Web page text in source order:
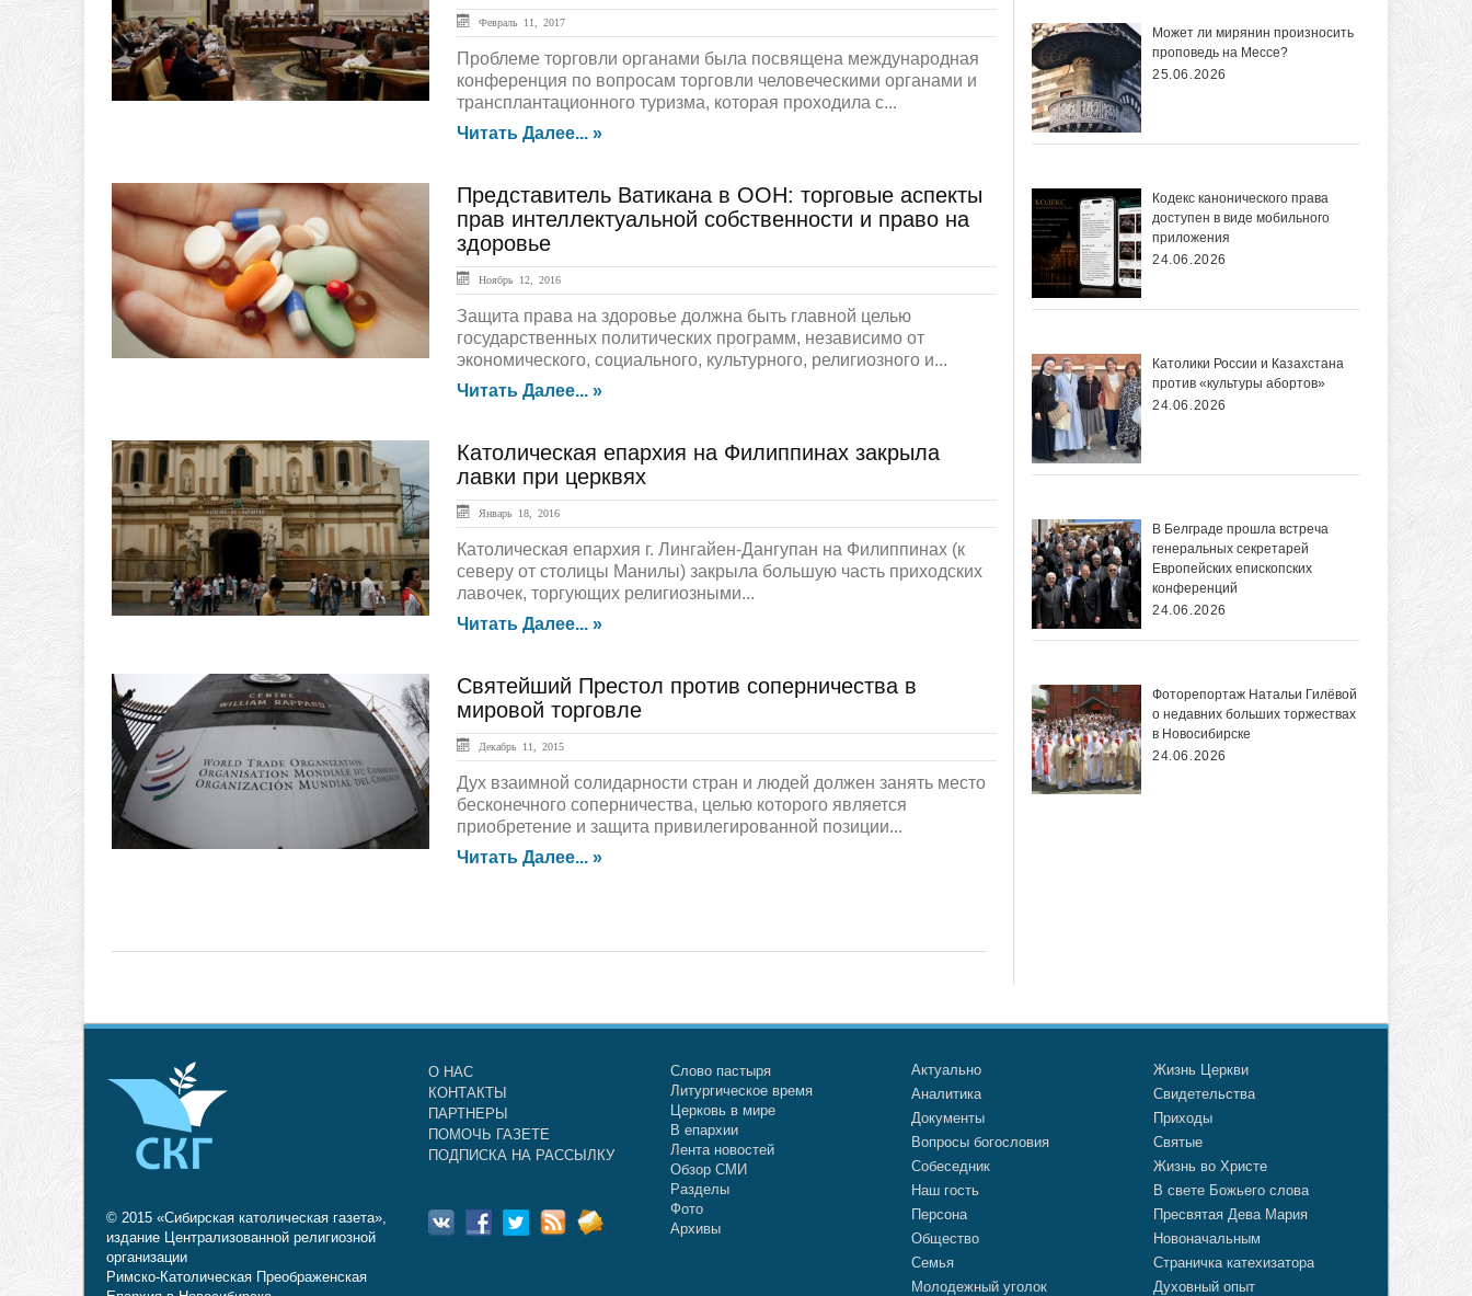
Февраль 11, 2017
Проблеме торговли органами была посвящена международная
конференция по вопросам торговли человеческими органами и
трансплантационного туризма, которая проходила с...
Читать Далее... »
ЛЕНТА НОВОСТЕЙ
Представитель Ватикана в ООН: торговые аспекты
прав интеллектуальной собственности и право на
здоровье
Ноябрь 12, 2016
Защита права на здоровье должна быть главной целью
государственных политических программ, независимо от
экономического, социального, культурного, религиозного и...
Читать Далее... »
ЛЕНТА НОВОСТЕЙ
Католическая епархия на Филиппинах закрыла
лавки при церквях
Январь 18, 2016
Католическая епархия г. Лингайен-Дангупан на Филиппинах (к
северу от столицы Манилы) закрыла большую часть приходских
лавочек, торгующих религиозными...
Читать Далее... »
ЛЕНТА НОВОСТЕЙ
Святейший Престол против соперничества в
мировой торговле
Декабрь 11, 2015
Дух взаимной солидарности стран и людей должен занять место
бесконечного соперничества, целью которого является
приобретение и защита привилегированной позиции...
Читать Далее... »
Может ли мирянин произносить
проповедь на Мессе?
25.06.2026
Кодекс канонического права
доступен в виде мобильного
приложения
24.06.2026
Католики России и Казахстана
против «культуры абортов»
24.06.2026
В Белграде прошла встреча
генеральных секретарей
Европейских епископских
конференций
24.06.2026
Фоторепортаж Натальи Гилёвой
о недавних больших торжествах
в Новосибирске
24.06.2026
© 2015 «Сибирская католическая газета»,
издание Централизованной религиозной
организации
Римско-Католическая Преображенская
О НАС
КОНТАКТЫ
ПАРТНЕРЫ
ПОМОЧЬ ГАЗЕТЕ
ПОДПИСКА НА РАССЫЛКУ
Слово пастыря
Литургическое время
Церковь в мире
В епархии
Лента новостей
Обзор СМИ
Разделы
Фото
Архивы
Актуально
Аналитика
Документы
Вопросы богословия
Собеседник
Наш гость
Персона
Общество
Семья
Молодежный уголок
Жизнь Церкви
Свидетельства
Приходы
Святые
Жизнь во Христе
В свете Божьего слова
Пресвятая Дева Мария
Новоначальным
Страничка катехизатора
Духовный опыт